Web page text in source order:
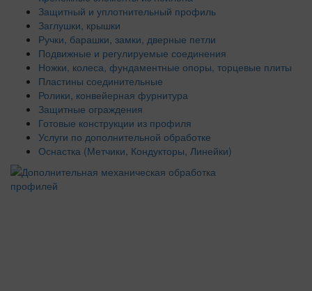
Защитный и уплотнительный профиль
Заглушки, крышки
Ручки, барашки, замки, дверные петли
Подвижные и регулируемые соединения
Ножки, колеса, фундаментные опоры, торцевые плиты
Пластины соединительные
Ролики, конвейерная фурнитура
Защитные ограждения
Готовые конструкции из профиля
Услуги по дополнительной обработке
Оснастка (Метчики, Кондукторы, Линейки)